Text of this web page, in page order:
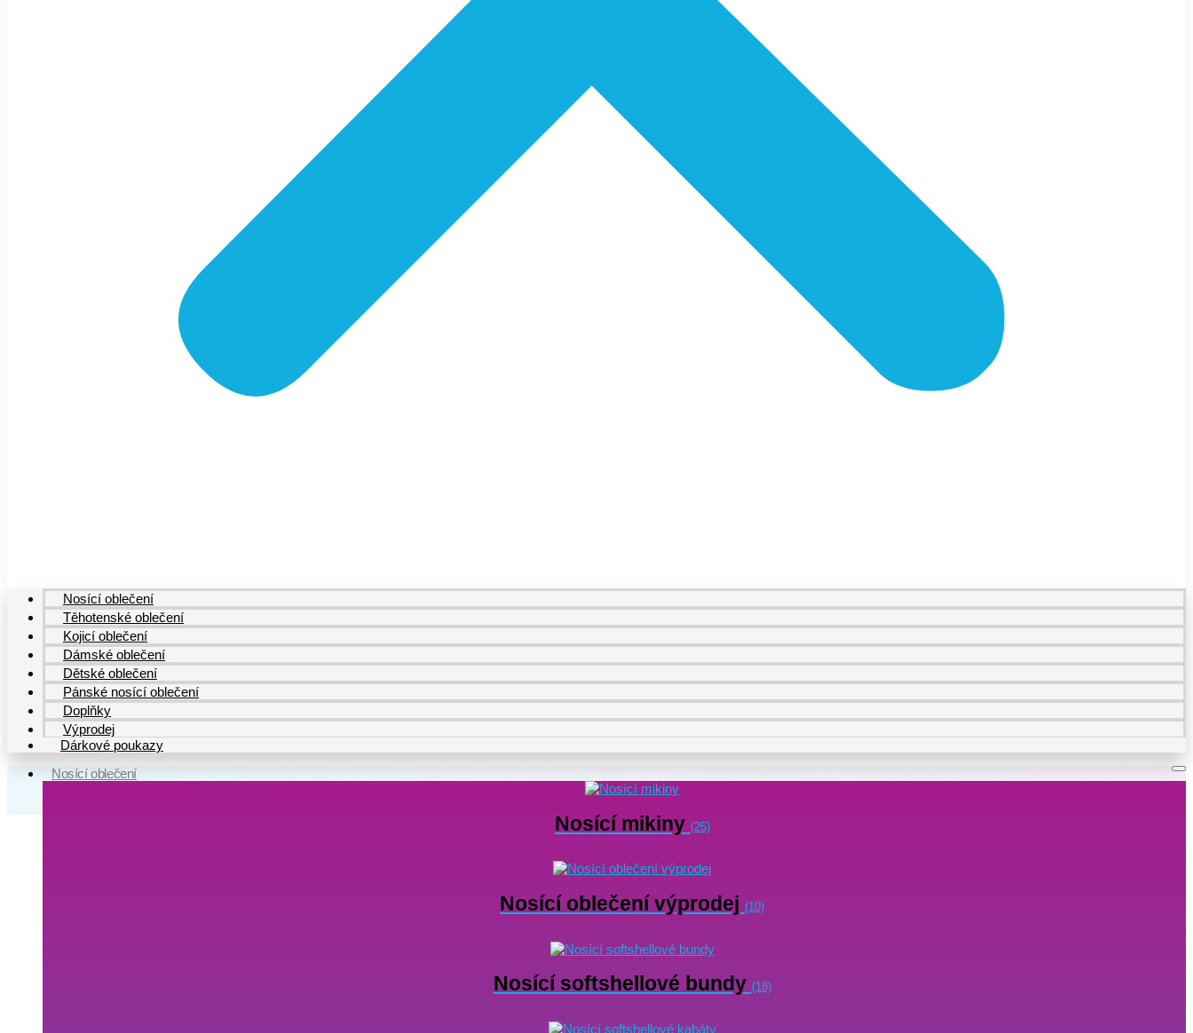
Nosící oblečení
Těhotenské oblečení
Kojicí oblečení
Dámské oblečení
Dětské oblečení
Pánské nosící oblečení
Doplňky
Výprodej
Dárkové poukazy
Nosící oblečení
Nosící mikiny (25)
Nosící oblečení výprodej (10)
Nosící softshellové bundy (18)